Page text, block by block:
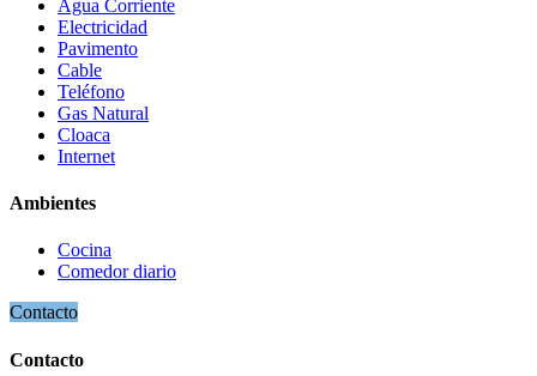
Agua Corriente
Electricidad
Pavimento
Cable
Teléfono
Gas Natural
Cloaca
Internet
Ambientes
Cocina
Comedor diario
Contacto
Contacto